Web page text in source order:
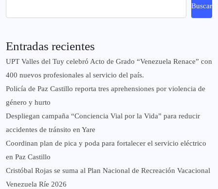
Buscar
Entradas recientes
UPT Valles del Tuy celebró Acto de Grado “Venezuela Renace” con
400 nuevos profesionales al servicio del país.
‎Policía de Paz Castillo reporta tres aprehensiones por violencia de
género y hurto
‎Despliegan campaña “Conciencia Vial por la Vida” para reducir
accidentes de tránsito en Yare
Coordinan plan de pica y poda para fortalecer el servicio eléctrico
en Paz Castillo
Cristóbal Rojas se suma al Plan Nacional de Recreación Vacacional
Venezuela Ríe 2026